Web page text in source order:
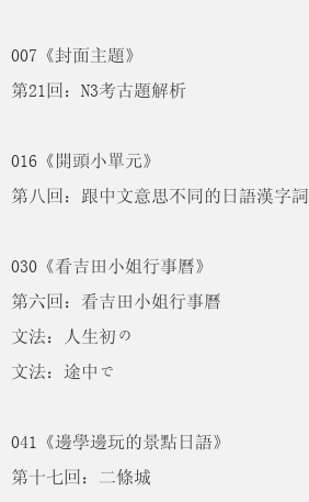
007《封面主題》
第21回：N3考古題解析
016《開頭小單元》
第八回：跟中文意思不同的日語漢字詞
030《看吉田小姐行事曆》
第六回：看吉田小姐行事曆
文法：人生初の
文法：途中で
041《邊學邊玩的景點日語》
第十七回：二條城